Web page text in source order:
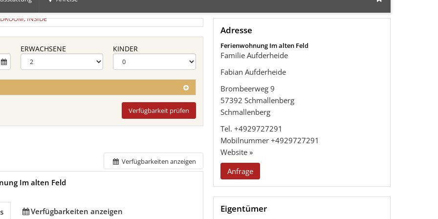
ERWACHSENE KINDER
Verfügbarkeit prüfen
Verfügbarkeiten anzeigen
Im alten Feld
Verfügbarkeiten anzeigen
Adresse
Ferienwohnung Im alten Feld
Familie Aufderheide
Fabian Aufderheide
Brombeerweg 9
57392 Schmallenberg
Schmallenberg
Tel. +4929727291
Mobilnummer +4929727291
Website »
Anfrage
Eigentümer